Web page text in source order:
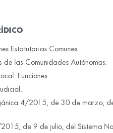
Estatutarias Comunes.
de las Comunidades Autónomas.
Funciones.
4/2015, de 30 de marzo,
de 9 de julio, del Sistema